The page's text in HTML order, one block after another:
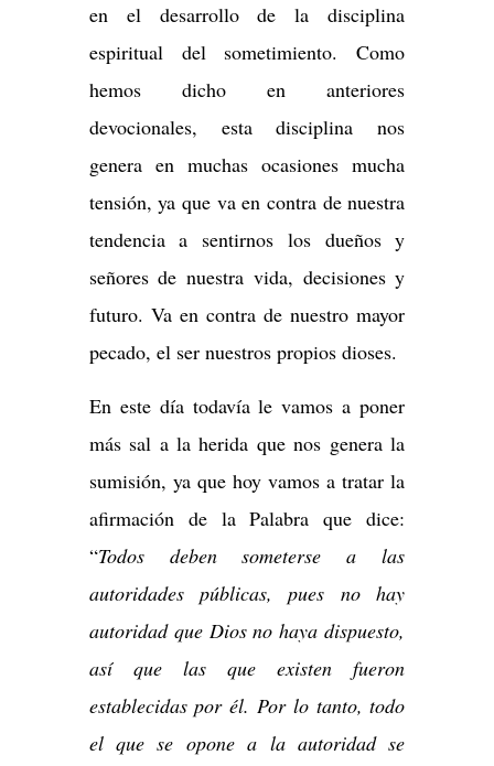
en el desarrollo de la disciplina
espiritual del sometimiento. Como
hemos dicho en anteriores
devocionales, esta disciplina nos
genera en muchas ocasiones mucha
tensión, ya que va en contra de nuestra
tendencia a sentirnos los dueños y
señores de nuestra vida, decisiones y
futuro. Va en contra de nuestro mayor
pecado, el ser nuestros propios dioses.
En este día todavía le vamos a poner
más sal a la herida que nos genera la
sumisión, ya que hoy vamos a tratar la
afirmación de la Palabra que dice:
“Todos deben someterse a las
autoridades públicas, pues no hay
autoridad que Dios no haya dispuesto,
así que las que existen fueron
establecidas por él. Por lo tanto, todo
el que se opone a la autoridad se